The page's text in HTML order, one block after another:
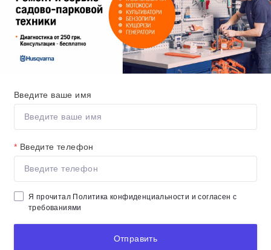
Введите ваше имя
* Введите телефон
Я прочитал Политика конфиденциальности и согласен с
требованиями
Отправить